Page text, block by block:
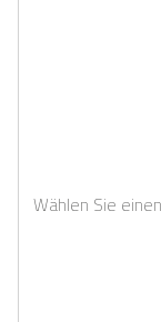
Wählen Sie